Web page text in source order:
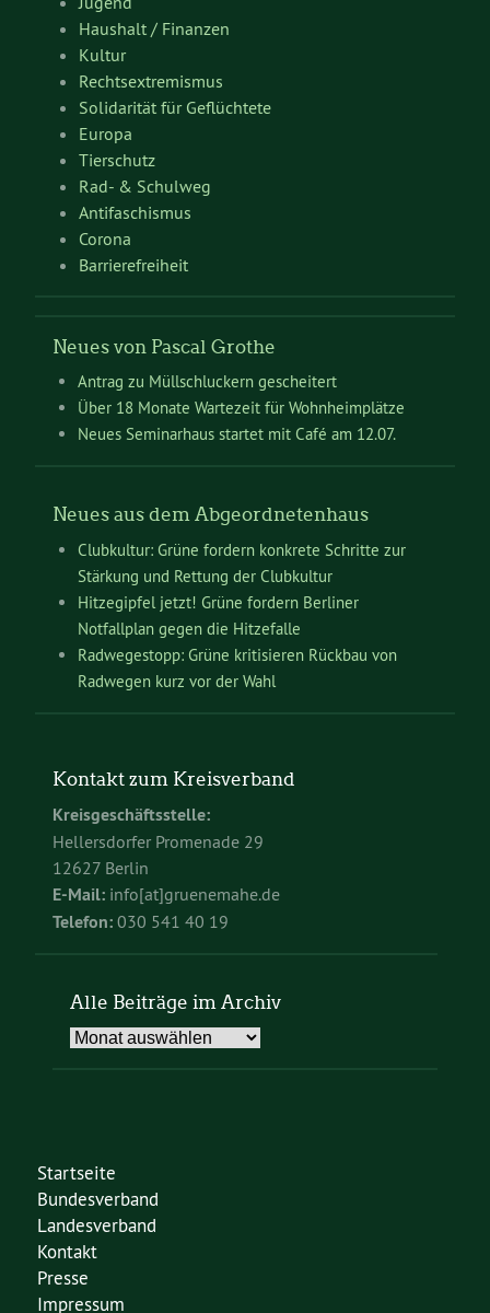
Haushalt / Finanzen
Kultur
Rechtsextremismus
Solidarität für Geflüchtete
Europa
Tierschutz
Rad- & Schulweg
Antifaschismus
Corona
Barrierefreiheit
Neues von Pascal Grothe
Antrag zu Müllschluckern gescheitert
Über 18 Monate Wartezeit für Wohnheimplätze
Neues Seminarhaus startet mit Café am 12.07.
Neues aus dem Abgeordnetenhaus
Clubkultur: Grüne fordern konkrete Schritte zur
Stärkung und Rettung der Clubkultur
Hitzegipfel jetzt! Grüne fordern Berliner
Notfallplan gegen die Hitzefalle
Radwegestopp: Grüne kritisieren Rückbau von
Radwegen kurz vor der Wahl
Kontakt zum Kreisverband
Kreisgeschäftsstelle:
Hellersdorfer Promenade 29
12627 Berlin
E-Mail: info[at]gruenemahe.de
Telefon: 030 541 40 19
Alle Beiträge im Archiv
Alle
Startseite
Bundesverband
Landesverband
Kontakt
Presse
Impressum